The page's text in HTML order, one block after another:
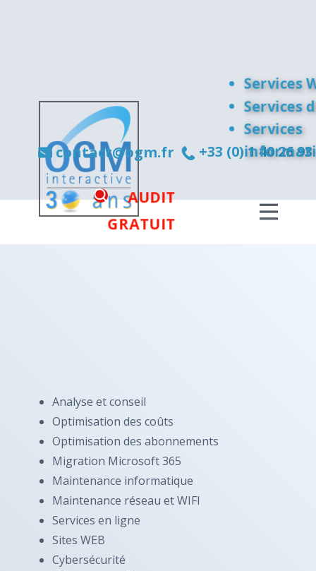
contact@ogm.fr
AUDIT
GRATUIT
​+33 (0) 1 40 26 93
Services
Services
Services
Analyse et conseil
Optimisation des coûts
Optimisation des abonnements
Migration Microsoft 365
Maintenance informatique
Maintenance réseau et WIFI
Services en ligne
Sites WEB
Cybersécurité